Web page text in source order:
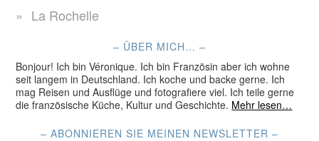
La Rochelle
– ÜBER MICH… –
Bonjour! Ich bin Véronique. Ich bin Französin aber ich wohne
seit langem in Deutschland. Ich koche und backe gerne. Ich
mag Reisen und Ausflüge und fotografiere viel. Ich teile gerne
die französische Küche, Kultur und Geschichte. Mehr lesen…
– ABONNIEREN SIE MEINEN NEWSLETTER –